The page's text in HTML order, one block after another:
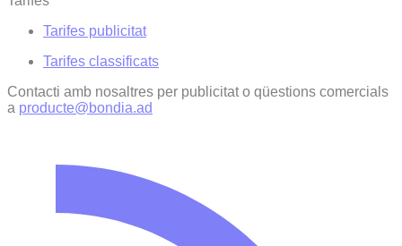
Tarifes publicitat
Tarifes classificats
Contacti amb nosaltres per publicitat o qüestions comercials
a producte@bondia.ad